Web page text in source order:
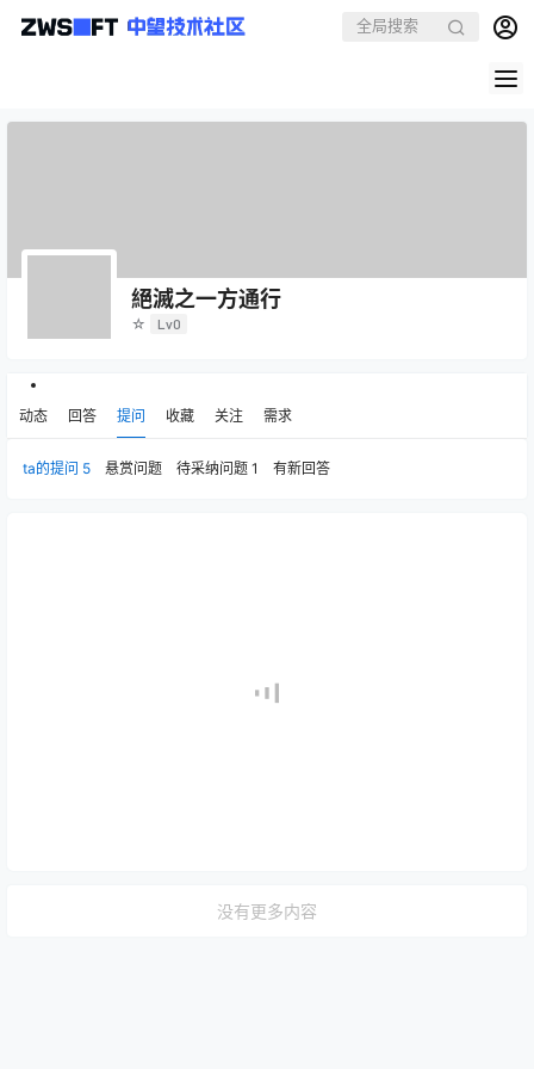
絕滅之一方通行
☆ Lv0
动态 回答 提问 收藏 关注 需求
ta的提问 5 悬赏问题 待采纳问题 1 有新回答
没有更多内容